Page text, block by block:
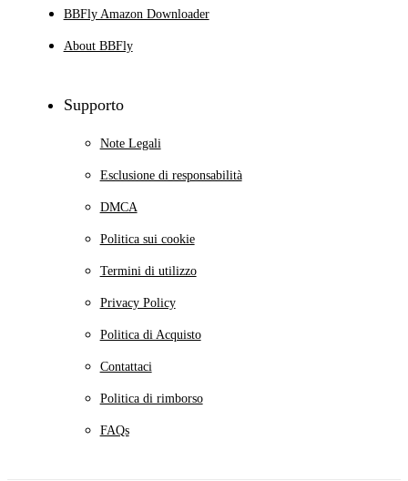
BBFly Amazon Downloader
About BBFly
Supporto
Note Legali
Esclusione di responsabilità
DMCA
Politica sui cookie
Termini di utilizzo
Privacy Policy
Politica di Acquisto
Contattaci
Politica di rimborso
FAQs